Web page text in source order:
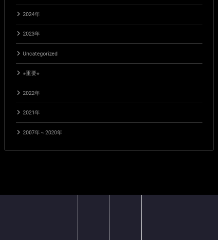
2024年
2023年
Uncategorized
※重要※
2022年
2021年
2007年～2020年